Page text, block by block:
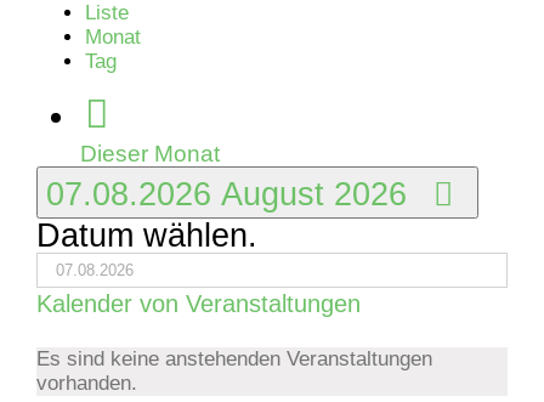
Liste
Monat
Tag
Dieser Monat
07.08.2026 August 2026
Datum wählen.
Kalender von Veranstaltungen
Es sind keine anstehenden Veranstaltungen
vorhanden.